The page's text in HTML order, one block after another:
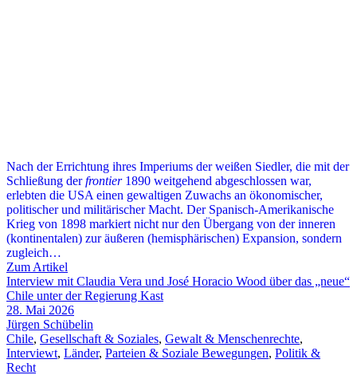
Nach der Errichtung ihres Imperiums der weißen Siedler, die mit der
Schließung derfrontier1890 weitgehend abgeschlossen war,
erlebten die USA einen gewaltigen Zuwachs an ökonomischer,
politischer und militärischer Macht. Der Spanisch-Amerikanische
Krieg von 1898 markiert nicht nur den Übergang von der inneren
(kontinentalen) zur äußeren (hemisphärischen) Expansion, sondern
zugleich…
Zum Artikel
Interview mit Claudia Vera und José Horacio Wood über das „neue“
Chile unter der Regierung Kast
28. Mai 2026
Jürgen Schübelin
Chile, Gesellschaft & Soziales, Gewalt & Menschenrechte,
Interviewt, Länder, Parteien & Soziale Bewegungen, Politik &
Recht